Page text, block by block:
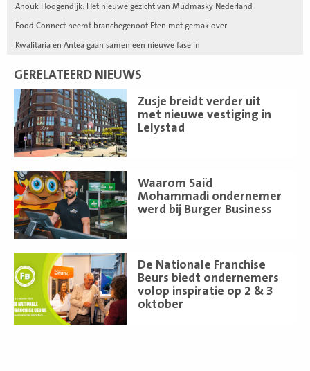
Anouk Hoogendijk: Het nieuwe gezicht van Mudmasky Nederland
Food Connect neemt branchegenoot Eten met gemak over
Kwalitaria en Antea gaan samen een nieuwe fase in
GERELATEERD NIEUWS
Zusje breidt verder uit
met nieuwe vestiging in
Lelystad
Lees
meer
Waarom Saïd
Mohammadi ondernemer
werd bij Burger Business
Lees
meer
De Nationale Franchise
Beurs biedt ondernemers
volop inspiratie op 2 & 3
oktober
meer